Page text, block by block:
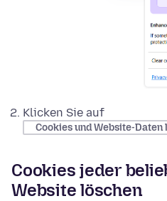
Klicken Sie auf
Cookies und Website-Daten
Cookies jeder
Website löschen